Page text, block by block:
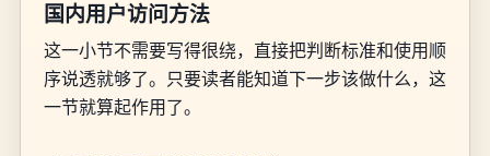
国内用户访问方法
这一小节不需要写得很绕，直接把判断标准和使用顺
序说透就够了。只要读者能知道下一步该做什么，这
一节就算起作用了。